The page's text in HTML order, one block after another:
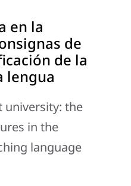
en la
de
de la
lengua
university: the
in the
language